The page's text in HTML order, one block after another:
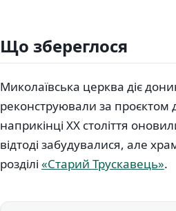
Що збереглося
Миколаївська церква діє
реконструювали за
наприкінці XX століття
відтоді забудувалися, але
розділі «Старий Трускавець».